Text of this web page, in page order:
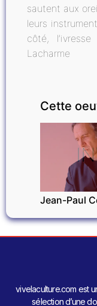
sautent aux
leurs
côté,
Lacharme
Cette
Jean-Paul
vivelaculture.com est
sélection d’une